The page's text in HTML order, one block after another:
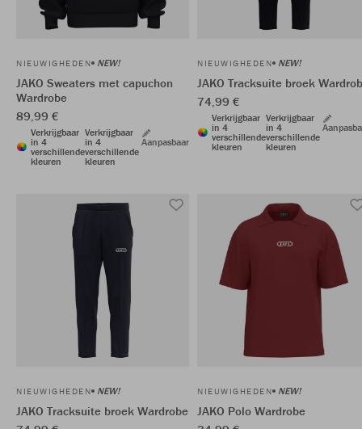
NIEUWIGHEDEN NEW!
JAKO Sweaters met capuchon
Wardrobe
89,99 €
Verkrijgbaar
in 4
verschillende
kleuren
Verkrijgbaar
in 4
verschillende
kleuren
Aanpasbaar
NIEUWIGHEDEN NEW!
JAKO Tracksuite broek
74,99 €
Verkrijgbaar
in 4
verschillende
kleuren
Verkrijgbaar
in 4
verschillende
kleuren
NIEUWIGHEDEN NEW!
JAKO Tracksuite broek Wardrobe
NIEUWIGHEDEN NEW!
JAKO Polo Wardrobe